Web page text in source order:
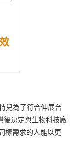
兒為了符合伸展台
後決定與生物科技廠
樣需求的人能以更